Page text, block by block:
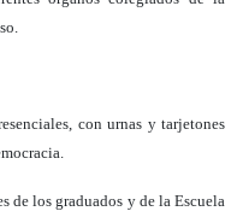
con urnas y tarjetones
de los graduados y de la Escuela